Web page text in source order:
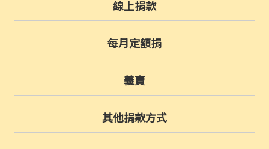
線上捐款
每月定額捐
義賣
其他捐款方式